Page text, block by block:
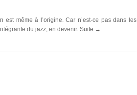
est même à l’origine. Car n’est-ce pas dans les
du jazz, en devenir. Suite →